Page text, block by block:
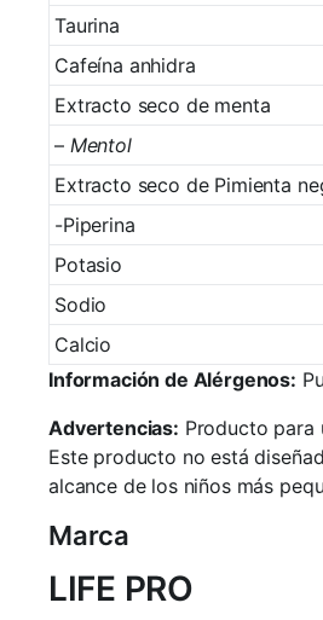
Taurina
Cafeína anhidra
Extracto seco de menta
– Mentol
Extracto seco de Pimienta
-Piperina
Potasio
Sodio
Calcio
Información de Alérgenos:
Advertencias: Producto para
Este producto no está
alcance de los niños más
Marca
LIFE PRO